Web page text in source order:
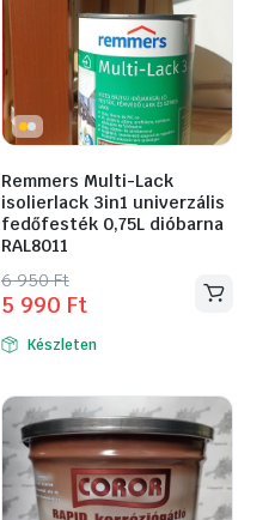
Remmers Multi-Lack
isolierlack 3in1 univerzális
fedőfesték 0,75L dióbarna
RAL8011
6 950Ft
Original
price
was:
950 Ft.
5 990 Ft
Current
price
is:
990 Ft.
Készleten